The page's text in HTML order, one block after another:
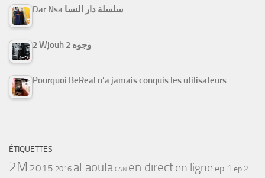
Dar Nsa سلسلة دار النسا
2 Wjouh 2 وجوه
Pourquoi BeReal n’a jamais conquis les utilisateurs
ÉTIQUETTES
2M 2015 2016 al aoula CAN en directen ligne ep 1 ep 2